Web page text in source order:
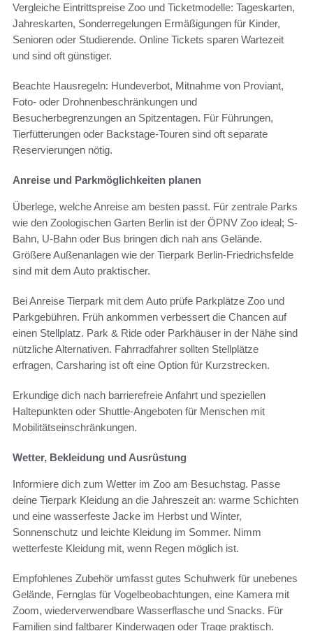
Vergleiche Eintrittspreise Zoo und Ticketmodelle: Tageskarten,
Jahreskarten, Sonderregelungen Ermäßigungen für Kinder,
Senioren oder Studierende. Online Tickets sparen Wartezeit
und sind oft günstiger.
Beachte Hausregeln: Hundeverbot, Mitnahme von Proviant,
Foto- oder Drohnenbeschränkungen und
Besucherbegrenzungen an Spitzentagen. Für Führungen,
Tierfütterungen oder Backstage-Touren sind oft separate
Reservierungen nötig.
Anreise und Parkmöglichkeiten planen
Überlege, welche Anreise am besten passt. Für zentrale Parks
wie den Zoologischen Garten Berlin ist der ÖPNV Zoo ideal; S-
Bahn, U-Bahn oder Bus bringen dich nah ans Gelände.
Größere Außenanlagen wie der Tierpark Berlin-Friedrichsfelde
sind mit dem Auto praktischer.
Bei Anreise Tierpark mit dem Auto prüfe Parkplätze Zoo und
Parkgebühren. Früh ankommen verbessert die Chancen auf
einen Stellplatz. Park & Ride oder Parkhäuser in der Nähe sind
nützliche Alternativen. Fahrradfahrer sollten Stellplätze
erfragen, Carsharing ist oft eine Option für Kurzstrecken.
Erkundige dich nach barrierefreie Anfahrt und speziellen
Haltepunkten oder Shuttle-Angeboten für Menschen mit
Mobilitätseinschränkungen.
Wetter, Bekleidung und Ausrüstung
Informiere dich zum Wetter im Zoo am Besuchstag. Passe
deine Tierpark Kleidung an die Jahreszeit an: warme Schichten
und eine wasserfeste Jacke im Herbst und Winter,
Sonnenschutz und leichte Kleidung im Sommer. Nimm
wetterfeste Kleidung mit, wenn Regen möglich ist.
Empfohlenes Zubehör umfasst gutes Schuhwerk für unebenes
Gelände, Fernglas für Vogelbeobachtungen, eine Kamera mit
Zoom, wiederverwendbare Wasserflasche und Snacks. Für
Familien sind faltbarer Kinderwagen oder Trage praktisch.